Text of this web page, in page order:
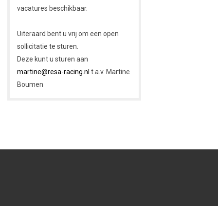
vacatures beschikbaar.
Uiteraard bent u vrij om een open
sollicitatie te sturen.
Deze kunt u sturen aan
martine@resa-racing.nl t.a.v. Martine
Boumen